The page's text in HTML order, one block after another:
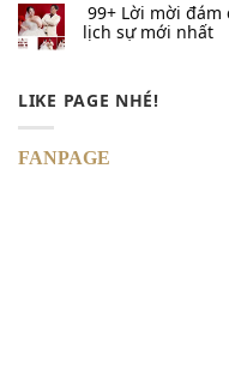
99+ Lời mời
lịch sự mới nhất
LIKE PAGE NHÉ!
FANPAGE